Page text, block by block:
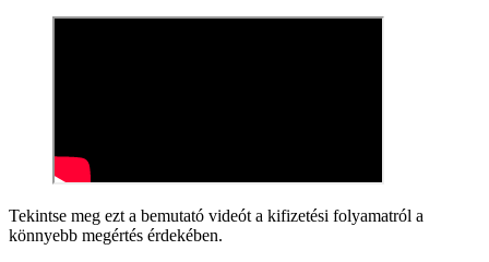
Tekintse meg ezt a bemutató videót a kifizetési folyamatról a
könnyebb megértés érdekében.